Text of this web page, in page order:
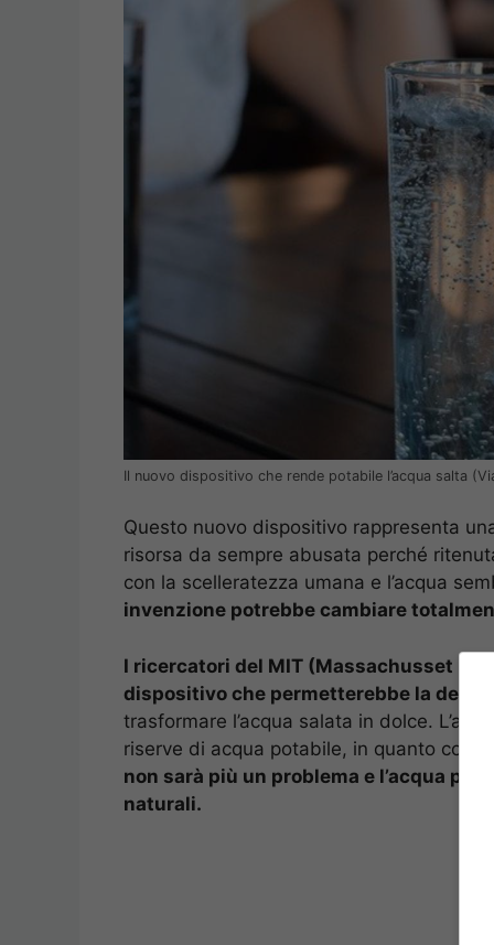
Il nuovo dispositivo che rende potabile l’acqua salta
Questo nuovo dispositivo rappresenta
risorsa da sempre abusata perché
con la scelleratezza umana e l’acqua
invenzione potrebbe cambiare
I ricercatori del MIT (Massachusset
dispositivo che permetterebbe la
trasformare l’acqua salata in dolce.
riserve di acqua potabile, in quanto
non sarà più un problema e l’acqua
naturali.